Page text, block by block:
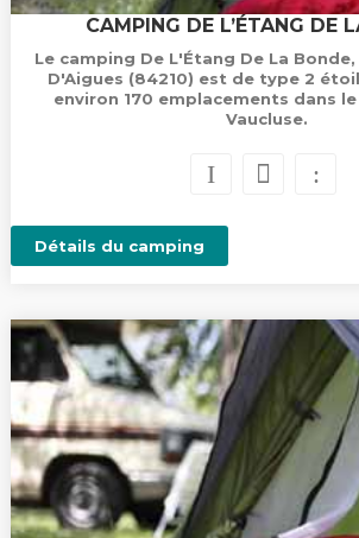
CAMPING DE L’ÉTANG DE
Le camping De L'Étang De La
D'Aigues (84210) est de type 2
environ 170 emplacements dans
Vaucluse.
Détails du camping